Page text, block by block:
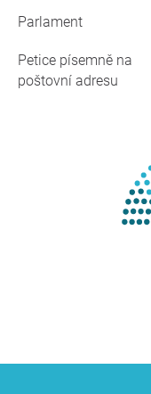
Parlament
Petice písemně na
poštovní adresu